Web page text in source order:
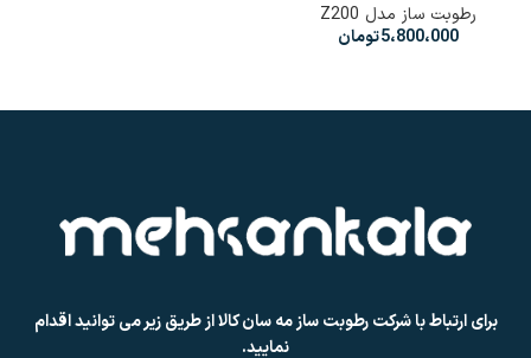
رطوبت ساز مدل Z200
5،800،000تومان
برای ارتباط با شرکت رطوبت ساز مه سان کالا از طریق زیر می توانید اقدام
نمایید.